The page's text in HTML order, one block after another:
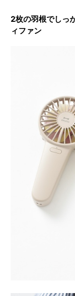
2枚の羽根でしっ
ィファン